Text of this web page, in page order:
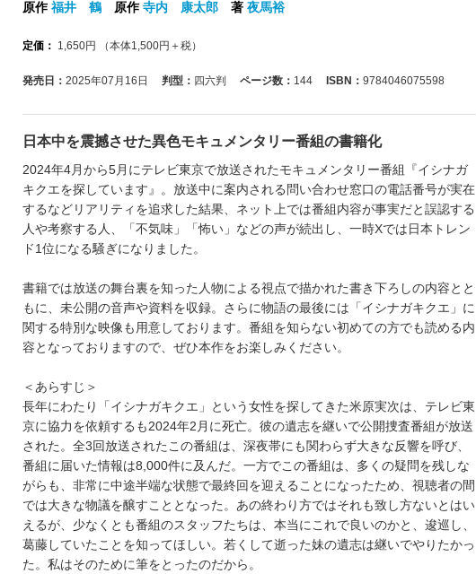
原作福井 鶴 原作寺内 康太郎 著 夜馬裕
定価： 1,650円 （本体1,500円＋税）
発売日： 2025年07月16日 判型： 四六判 ページ数： 144 ISBN： 9784046075598
日本中を震撼させた異色モキュメンタリー番組の書籍化
2024年4月から5月にテレビ東京で放送されたモキュメンタリー番組『イシナガ
キクエを探しています』。放送中に案内される問い合わせ窓口の電話番号が実在
するなどリアリティを追求した結果、ネット上では番組内容が事実だと誤認する
人や考察する人、「不気味」「怖い」などの声が続出し、一時Xでは日本トレン
ド1位になる騒ぎになりました。
書籍では放送の舞台裏を知った人物による視点で描かれた書き下ろしの内容とと
もに、未公開の音声や資料を収録。さらに物語の最後には「イシナガキクエ」に
関する特別な映像も用意しております。番組を知らない初めての方でも読める内
容となっておりますので、ぜひ本作をお楽しみください。
＜あらすじ＞
長年にわたり「イシナガキクエ」という女性を探してきた米原実次は、テレビ東
京に協力を依頼するも2024年2月に死亡。彼の遺志を継いで公開捜査番組が放送
された。全3回放送されたこの番組は、深夜帯にも関わらず大きな反響を呼び、
番組に届いた情報は8,000件に及んだ。一方でこの番組は、多くの疑問を残しな
がらも、非常に中途半端な状態で最終回を迎えることになったため、視聴者の間
では大きな物議を醸すこととなった。あの終わり方ではそれも致し方ないとはい
えるが、少なくとも番組のスタッフたちは、本当にこれで良いのかと、逡巡し、
葛藤していたことを知ってほしい。若くして逝った妹の遺志は継いでやりたかっ
た。私はそのために筆をとったのだから。